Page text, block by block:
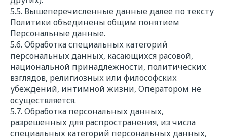
5.5. Вышеперечисленные данные далее по тексту
Политики объединены общим понятием
Персональные данные.
5.6. Обработка специальных категорий
персональных данных, касающихся расовой,
национальной принадлежности, политических
взглядов, религиозных или философских
убеждений, интимной жизни, Оператором не
осуществляется.
5.7. Обработка персональных данных,
разрешенных для распространения, из числа
специальных категорий персональных данных,